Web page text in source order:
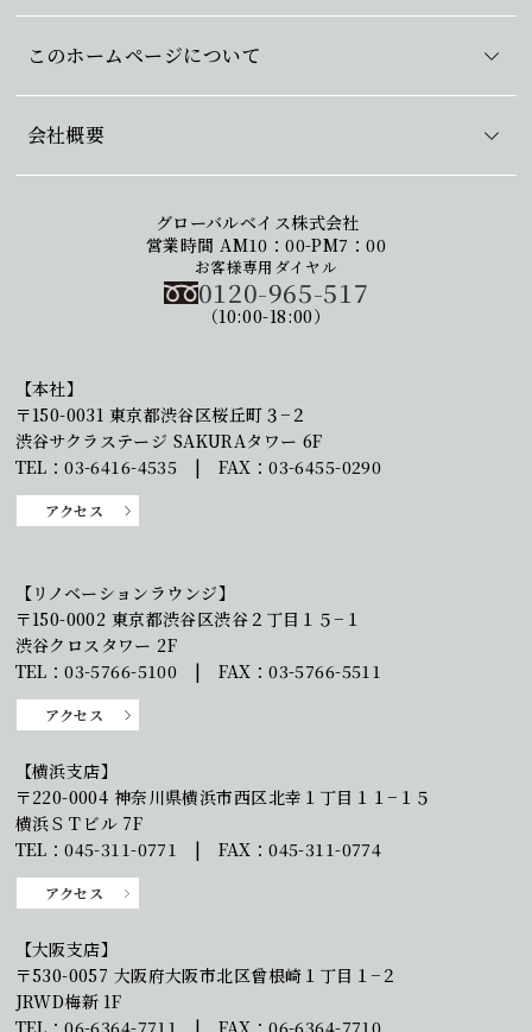
このホームページについて
会社概要
グローバルベイス株式会社
営業時間 AM10：00-PM7：00
お客様専用ダイヤル
0120-965-517
（10:00-18:00）
【本社】
〒150-0031 東京都渋谷区桜丘町３−２
渋谷サクラステージ SAKURAタワー 6F
TEL：03-6416-4535 | FAX：03-6455-0290
アクセス
【リノベーションラウンジ】
〒150-0002 東京都渋谷区渋谷２丁目１５−１
渋谷クロスタワー 2F
TEL：03-5766-5100 | FAX：03-5766-5511
アクセス
【横浜支店】
〒220-0004 神奈川県横浜市西区北幸１丁目１１−１５
横浜ＳＴビル 7F
TEL：045-311-0771 | FAX：045-311-0774
アクセス
【大阪支店】
〒530-0057 大阪府大阪市北区曾根崎１丁目１−２
JRWD梅新 1F